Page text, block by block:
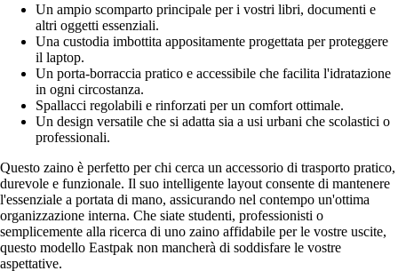
Un ampio scomparto principale per i vostri libri, documenti e
altri oggetti essenziali.
Una custodia imbottita appositamente progettata per proteggere
il laptop.
Un porta-borraccia pratico e accessibile che facilita l'idratazione
in ogni circostanza.
Spallacci regolabili e rinforzati per un comfort ottimale.
Un design versatile che si adatta sia a usi urbani che scolastici o
professionali.
Questo zaino è perfetto per chi cerca un accessorio di trasporto pratico,
durevole e funzionale. Il suo intelligente layout consente di mantenere
l'essenziale a portata di mano, assicurando nel contempo un'ottima
organizzazione interna. Che siate studenti, professionisti o
semplicemente alla ricerca di uno zaino affidabile per le vostre uscite,
questo modello Eastpak non mancherà di soddisfare le vostre
aspettative.